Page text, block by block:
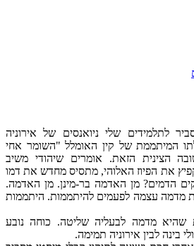
לתלמידים שלי ניואנסים של אירוניה
המיתממת של קין האומלל "השומר אחי
הצינית הזאת. אומרים שיהודי משיב
את הפיוז האלוהי, מתסיס מחדש את דמו
הדמים? מן האדמה בר-מינן. מן האדמה.
מדמה עצמה לפעמים להיתממות. היתממות
מדמה לבעליה שליטה. כוחה נובע
בינה לבין אירוניה תמימה.